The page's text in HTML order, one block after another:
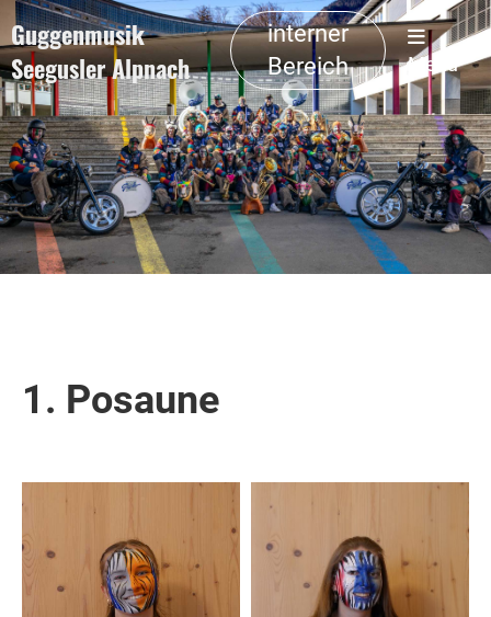
Guggenmusik
Seegusler Alpnach
interner
Bereich
Menü
1. Posaune